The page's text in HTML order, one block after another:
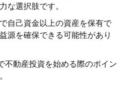
な選択肢です。
自己資金以上の資産を保有で
源を確保できる可能性があり
不動産投資を始める際のポイン